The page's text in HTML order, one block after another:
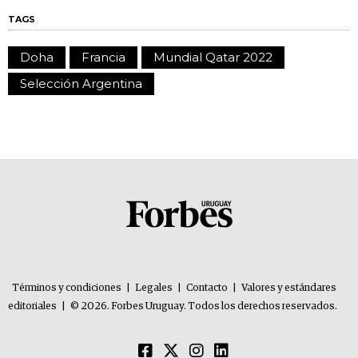
TAGS
Doha Francia
Mundial Qatar 2022
Selección Argentina
Términos y condiciones Legales Contacto
Valores y estándares
editoriales
© 2026. Forbes Uruguay. Todos los derechos reservados.